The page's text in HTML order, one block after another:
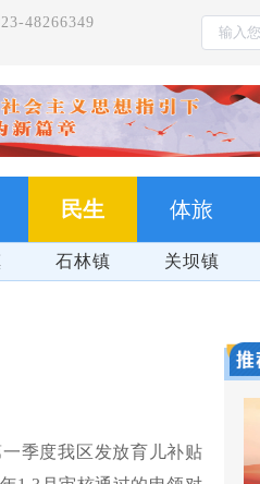
48266349
民生 体旅
石林镇 关坝镇
季度我区发放育儿补贴